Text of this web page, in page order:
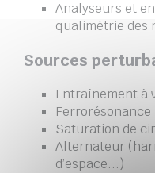
Analyseurs et
qualimétrie des
Sources
Entraînement à
Ferrorésonance
Saturation de
Alternateur
d’espace...)